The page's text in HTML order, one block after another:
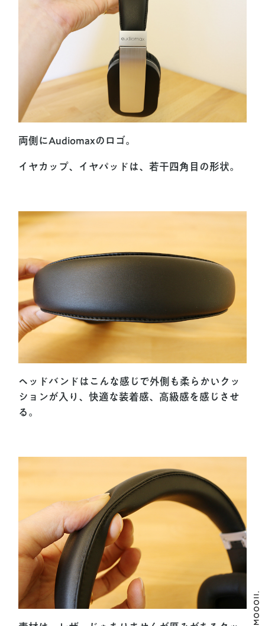
両側にAudiomaxのロゴ。
イヤカップ、イヤパッドは、若干四角目の形状。
ヘッドバンドはこんな感じで外側も柔らかいクッ
ションが入り、快適な装着感、高級感を感じさせ
る。